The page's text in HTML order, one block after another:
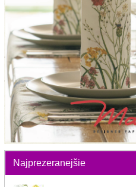
Najprezeranejšie